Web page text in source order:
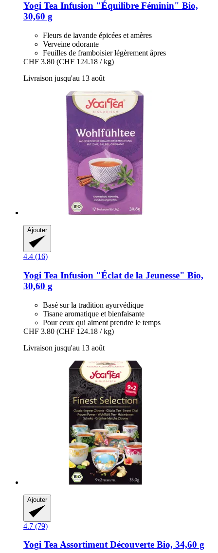
Yogi Tea Infusion "Équilibre Féminin" Bio,
30,60 g
Fleurs de lavande épicées et amères
Verveine odorante
Feuilles de framboisier légèrement âpres
CHF 3.80 (CHF 124.18 / kg)
Livraison jusqu'au 13 août
Ajouter
4.4 (16)
Yogi Tea Infusion "Éclat de la Jeunesse" Bio,
30,60 g
Basé sur la tradition ayurvédique
Tisane aromatique et bienfaisante
Pour ceux qui aiment prendre le temps
CHF 3.80 (CHF 124.18 / kg)
Livraison jusqu'au 13 août
Ajouter
4.7 (79)
Yogi TeaAssortiment Découverte Bio, 34,60 g